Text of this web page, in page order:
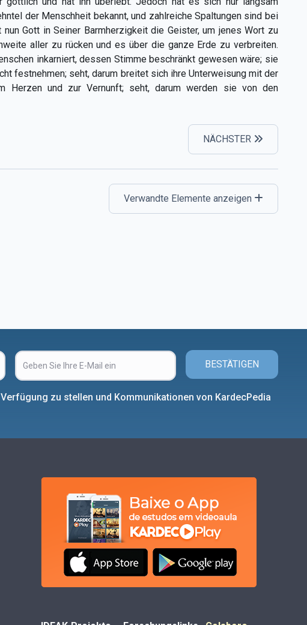
der Menschheit bekannt, und zahlreiche Spaltungen sind bei
Gott in Seiner Barmherzigkeit die Geister, um jenes Wort zu
aller zu rücken und es über die ganze Erde zu verbreiten.
inkarniert, dessen Stimme beschränkt gewesen wäre; sie
festnehmen; seht, darum breitet sich ihre Unterweisung mit der
Herzen und zur Vernunft; seht, darum werden sie von den
NÄCHSTER
Verwandte Elemente anzeigen
BESTÄTIGEN
zu stellen und Kommunikationen von KardecPedia